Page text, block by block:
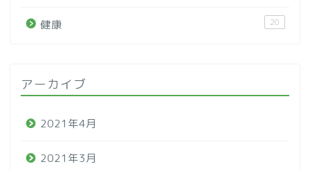
健康 20
アーカイブ
2021年4月
2021年3月